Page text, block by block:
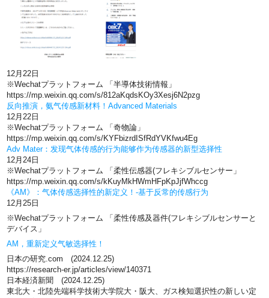
12月22日
※Wechatプラットフォーム 「半導体技術情報」
https://mp.weixin.qq.com/s/812aKqdsKOy3Xesj6N2pzg
反向推演，氨气传感新材料！Advanced Materials
12月22日
※Wechatプラットフォーム 「奇物論」
https://mp.weixin.qq.com/s/KYFbizrdISfRdYVKfwu4Eg
Adv Mater：发现气体传感的行为能够作为传感器的新型选择性
12月24日
※Wechatプラットフォーム 「柔性伝感器(フレキシブルセンサー」
https://mp.weixin.qq.com/s/kKuyMkHWmHFpKpJjfWhccg
《AM》：气体传感选择性的新定义！-基于反常的传感行为
12月25日
※Wechatプラットフォーム 「柔性传感及器件(フレキシブルセンサーと
デバイス」
AM，重新定义气敏选择性！
日本の研究.com (2024.12.25)
https://research-er.jp/articles/view/140371
日本経済新聞 (2024.12.25)
東北大・北陸先端科学技術大学院大・阪大、ガス検知選択性の新しい定